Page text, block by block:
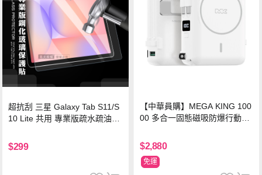
超抗刮 三星 Galaxy Tab S11/S
10 Lite 共用 專業版疏水疏油9H
$299
【中華員購】MEGA KING 100
00 多合一固態磁吸防爆行動電
$2,880
免運